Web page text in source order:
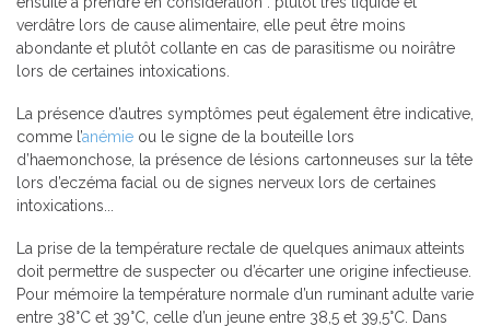
verdâtre lors de cause alimentaire, elle peut être moins
abondante et plutôt collante en cas de parasitisme ou noirâtre
lors de certaines intoxications.
La présence d’autres symptômes peut également être indicative,
comme l’anémie ou le signe de la bouteille lors
d’haemonchose, la présence de lésions cartonneuses sur la tête
lors d’eczéma facial ou de signes nerveux lors de certaines
intoxications...
La prise de la température rectale de quelques animaux atteints
doit permettre de suspecter ou d’écarter une origine infectieuse.
Pour mémoire la température normale d’un ruminant adulte varie
entre 38°C et 39°C, celle d’un jeune entre 38,5 et 39,5°C. Dans